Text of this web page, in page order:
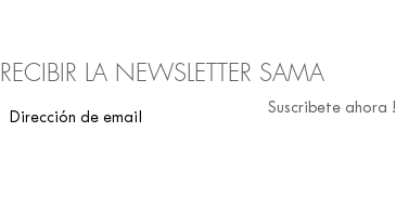
RECIBIR LA NEWSLETTER SAMA
Suscribete ahora !